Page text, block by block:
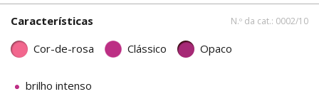
Características N.º da cat.: 0002/10
Cor-de-rosa Clássico Opaco
brilho intenso